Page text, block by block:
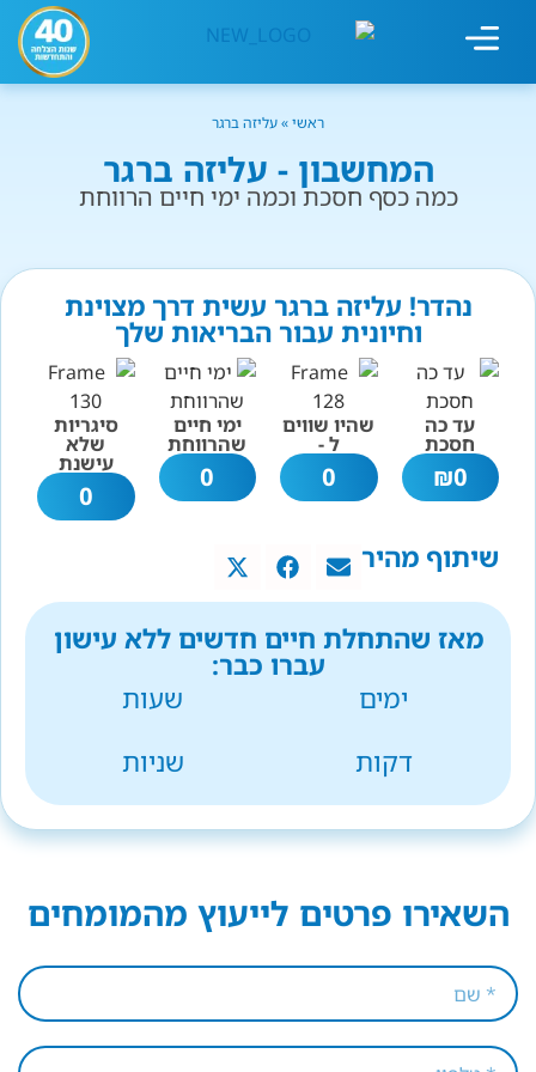
ראשי»עליזה ברגר
המחשבון - עליזה ברגר
כמה כסף חסכת וכמה ימי חיים הרווחת
נהדר! עליזה ברגר עשית דרך מצוינת
וחיונית עבור הבריאות שלך
עד כה
חסכת
0
₪
שהיו שווים
ל -
0
ימי חיים
שהרווחת
0
סיגריות
שלא
עישנת
0
שיתוף מהיר
מאז שהתחלת חיים חדשים ללא עישון
עברו כבר:
ימים
שעות
דקות
שניות
השאירו פרטים לייעוץ מהמומחים